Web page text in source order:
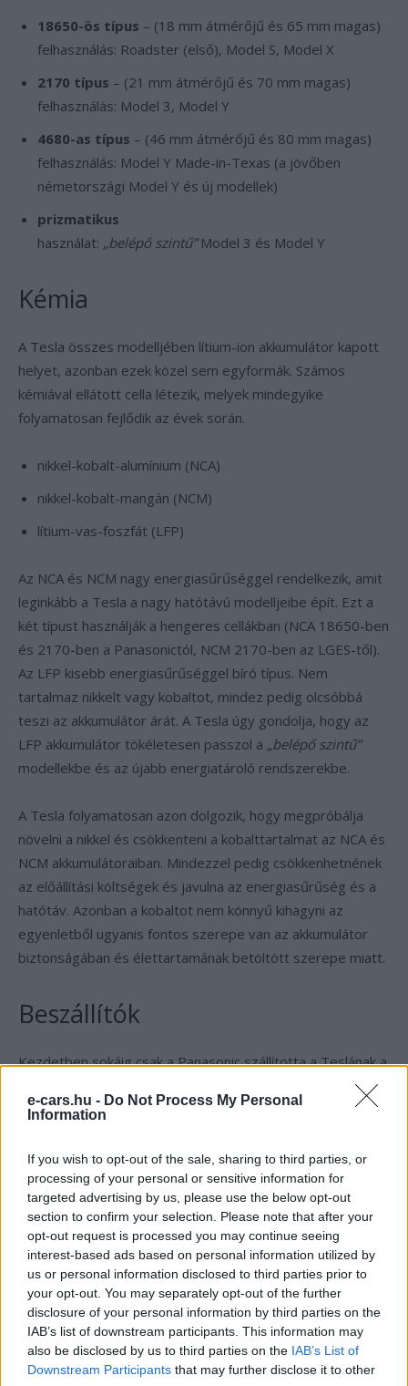
e-cars.hu - Do Not Process My Personal
Information
If you wish to opt-out of the sale, sharing to third parties, or
processing of your personal or sensitive information for
targeted advertising by us, please use the below opt-out
section to confirm your selection. Please note that after your
opt-out request is processed you may continue seeing
interest-based ads based on personal information utilized by
us or personal information disclosed to third parties prior to
your opt-out. You may separately opt-out of the further
disclosure of your personal information by third parties on the
IAB’s list of downstream participants. This information may
also be disclosed by us to third parties on the IAB’s List of
Downstream Participants that may further disclose it to other
18650-ös típus – (18 mm átmérőjű és 65 mm magas)
felhasználás: Roadster (első), Model S, Model X
2170 típus – (21 mm átmérőjű és 70 mm magas)
felhasználás: Model 3, Model Y
4680-as típus – (46 mm átmérőjű és 80 mm magas)
felhasználás: Model Y Made-in-Texas (a jövőben
németországi Model Y és új modellek)
prizmatikus
használat: „belépő szintű”Model 3 és Model Y
Kémia
A Tesla összes modelljében lítium-ion akkumulátor kapott
helyet, azonban ezek közel sem egyformák. Számos
kémiával ellátott cella létezik, melyek mindegyike
folyamatosan fejlődik az évek során.
nikkel-kobalt-alumínium (NCA)
nikkel-kobalt-mangán (NCM)
lítium-vas-foszfát (LFP)
Az NCA és NCM nagy energiasűrűséggel rendelkezik, amit
leginkább a Tesla a nagy hatótávú modelljeibe épít. Ezt a
két típust használják a hengeres cellákban (NCA 18650-ben
és 2170-ben a Panasonictól, NCM 2170-ben az LGES-től).
Az LFP kisebb energiasűrűséggel bíró típus. Nem
tartalmaz nikkelt vagy kobaltot, mindez pedig olcsóbbá
teszi az akkumulátor árát. A Tesla úgy gondolja, hogy az
LFP akkumulátor tökéletesen passzol a „belépő szintű”
modellekbe és az újabb energiatároló rendszerekbe.
A Tesla folyamatosan azon dolgozik, hogy megpróbálja
növelni a nikkel és csökkenteni a kobalttartalmat az NCA és
NCM akkumulátoraiban. Mindezzel pedig csökkenhetnének
az előállítási költségek és javulna az energiasűrűség és a
hatótáv. Azonban a kobaltot nem könnyű kihagyni az
egyenletből ugyanis fontos szerepe van az akkumulátor
biztonságában és élettartamának betöltött szerepe miatt.
Beszállítók
Kezdetben sokáig csak a Panasonic szállította a Teslának a
18650 és 2170-es cellákat NCA kémiával, később azonban
csatlakozott az LG Energy Solution a 2170-es NCM
Tesla a saját 4680-as cellával amik most a Giga Texasban
épülnek be a legújabb Model Y-on gyomrába amitnem is
olyan egyszerű cserélni.
Panasonic:
Japán: 18650-ös típusú NCA (fő felhasználás: Model
S/Model X)
USA (Gigafactory 1 Nevada: 2170-type NCA (fő
felhasználás: Model 3/Model Y, Kalifornia)
LG Chem LG Energy Solution: